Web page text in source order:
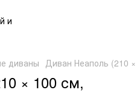
диваны Диван Неаполь (210
× 100 см,